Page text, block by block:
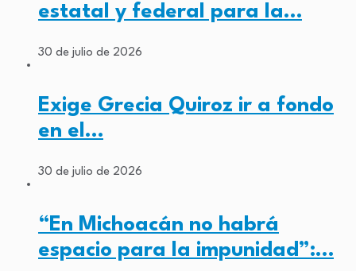
estatal y federal para la…
30 de julio de 2026
Exige Grecia Quiroz ir a fondo
en el…
30 de julio de 2026
“En Michoacán no habrá
espacio para la impunidad”:…